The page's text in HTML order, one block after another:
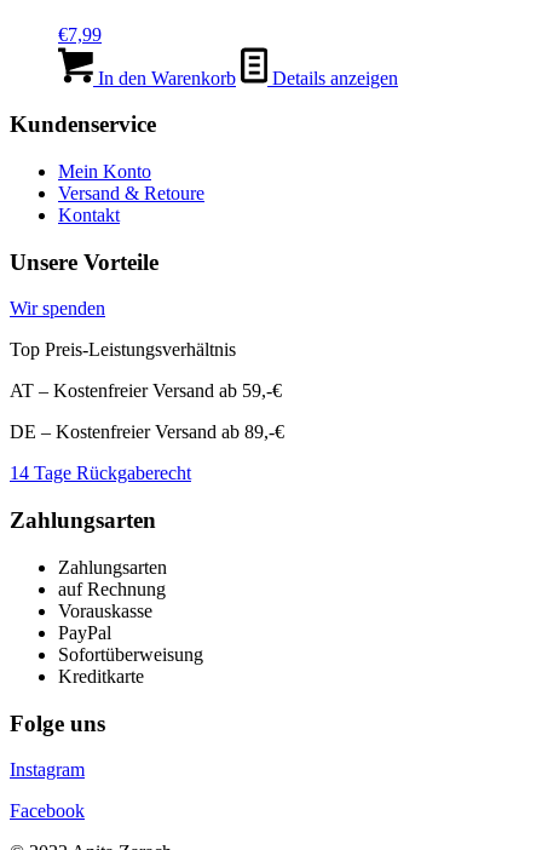
€7,99
In den Warenkorb Details anzeigen
Kundenservice
Mein Konto
Versand & Retoure
Kontakt
Unsere Vorteile
Wir spenden
Top Preis-Leistungsverhältnis
AT – Kostenfreier Versand ab 59,-€
DE – Kostenfreier Versand ab 89,-€
14 Tage Rückgaberecht
Zahlungsarten
Zahlungsarten
auf Rechnung
Vorauskasse
PayPal
Sofortüberweisung
Kreditkarte
Folge uns
Instagram
Facebook